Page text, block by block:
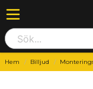
Hem Billjud